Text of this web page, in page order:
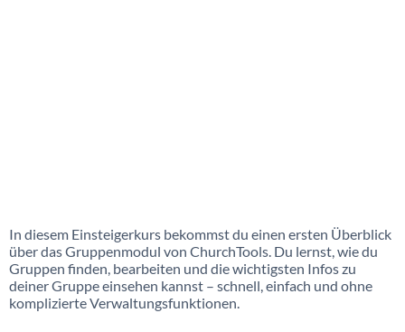
In diesem Einsteigerkurs bekommst du einen ersten Überblick
über das Gruppenmodul von ChurchTools. Du lernst, wie du
Gruppen finden, bearbeiten und die wichtigsten Infos zu
deiner Gruppe einsehen kannst – schnell, einfach und ohne
komplizierte Verwaltungsfunktionen.